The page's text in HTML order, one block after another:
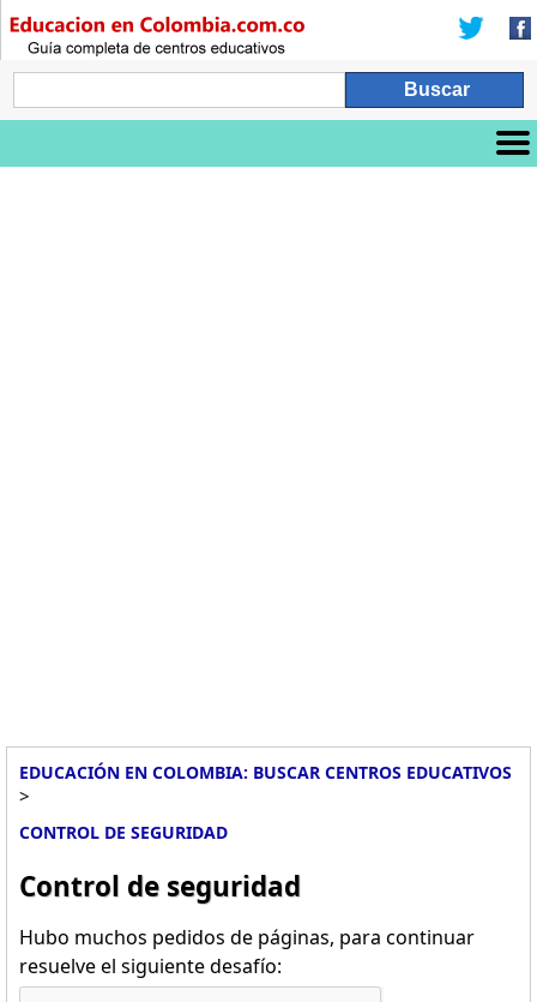
EDUCACIÓN EN COLOMBIA: BUSCAR CENTROS EDUCATIVOS
>
CONTROL DE SEGURIDAD
Control de seguridad
Hubo muchos pedidos de páginas, para continuar
resuelve el siguiente desafío: